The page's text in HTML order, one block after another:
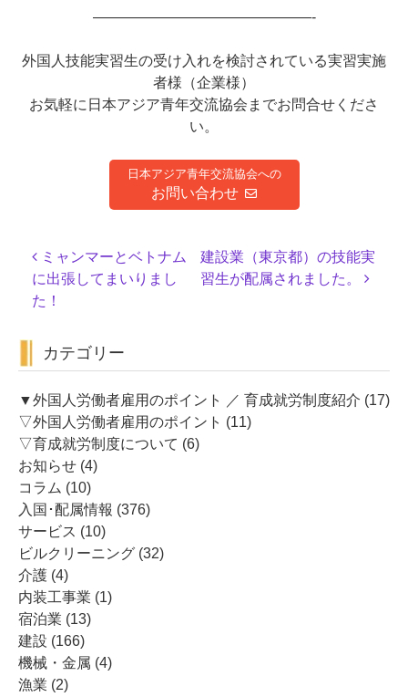
———————————————-
外国人技能実習生の受け入れを検討されている実習実施
者様（企業様）
お気軽に日本アジア青年交流協会までお問合せくださ
い。
日本アジア青年交流協会への
お問い合わせ
投
稿
ナ
ー
シ
ョ
ン
ミャンマーとベトナム
に出張してまいりまし
た！
建設業（東京都）の技能実
習生が配属されました。
カテゴリー
▼外国人労働者雇用のポイント ／ 育成就労制度紹介 (17)
▽外国人労働者雇用のポイント (11)
▽育成就労制度について (6)
お知らせ (4)
コラム (10)
入国･配属情報 (376)
サービス (10)
ビルクリーニング (32)
介護 (4)
内装工事業 (1)
宿泊業 (13)
建設 (166)
機械・金属 (4)
漁業 (2)